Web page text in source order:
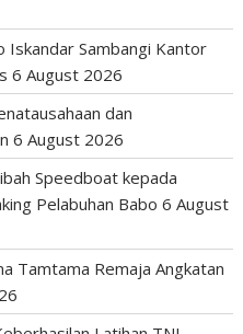
Iskandar Sambangi Kantor
6 August 2026
dan
6 August 2026
Speedboat kepada
Pelabuhan Babo 6 August
Tamtama Remaja Angkatan